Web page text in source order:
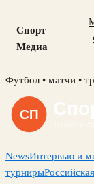
Спорт
Медиа
Skip
content
Футбол • матчи •
NewsИнтервью и
турниры